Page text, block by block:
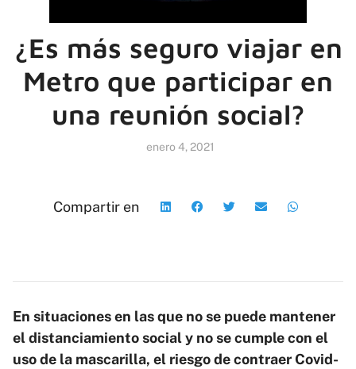
¿Es más seguro viajar en
Metro que participar en
una reunión social?
enero 4, 2021
Compartir en
En situaciones en las que no se puede mantener
el distanciamiento social y no se cumple con el
uso de la mascarilla, el riesgo de contraer Covid-